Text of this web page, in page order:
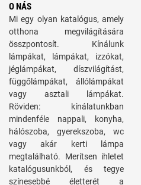
O NÁS
Mi egy olyan katalógus, amely
otthona megvilágítására
összpontosít. Kínálunk
lámpákat, lámpákat, izzókat,
jéglámpákat, díszvilágítást,
függőlámpákat, állólámpákat
vagy asztali lámpákat.
Röviden: kínálatunkban
mindenféle nappali, konyha,
hálószoba, gyerekszoba, wc
vagy akár kerti lámpa
megtalálható. Merítsen ihletet
katalógusunkból, és tegye
színesebbé életterét a